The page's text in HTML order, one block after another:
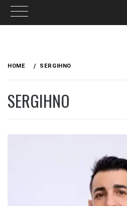
HOME SERGIHNO
SERGIHNO